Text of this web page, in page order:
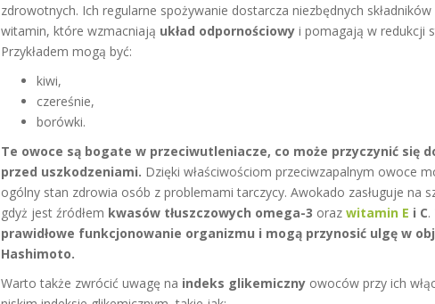
zdrowotnych. Ich regularne spożywanie dostarcza niezbędnych
witamin, które wzmacniają układ odpornościowy i pomagają w redukcji
Przykładem mogą być:
kiwi,
czereśnie,
borówki.
Te owoce są bogate w przeciwutleniacze, co może przyczynić się
przed uszkodzeniami. Dzięki właściwościom przeciwzapalnym owoce
ogólny stan zdrowia osób z problemami tarczycy. Awokado zasługuje na
gdyż jest źródłem kwasów tłuszczowych omega-3 oraz witamin E i C.
prawidłowe funkcjonowanie organizmu i mogą przynosić ulgę w
Hashimoto.
Warto także zwrócić uwagę na indeks glikemiczny owoców przy ich